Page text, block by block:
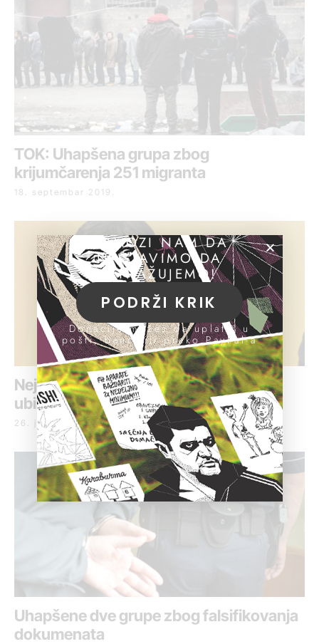
TOK: Uhapšena grupa zbog
krijumčarenja 251 migranta
18. septembar 2019.
Nejasno ima li pomaka u istrazi za
ubistvo Ognjanovića
26. jul 2019.
Uhapšene dve grupe zbog falsifikovanja
dokumenata
POMOZI NAM DA
NASTAVIMO DA
ISTRAŽUJEMO!
PODRŽI KRIK
Donacije možeš da uplatiš u
pošti, banci ili preko PayPal-a